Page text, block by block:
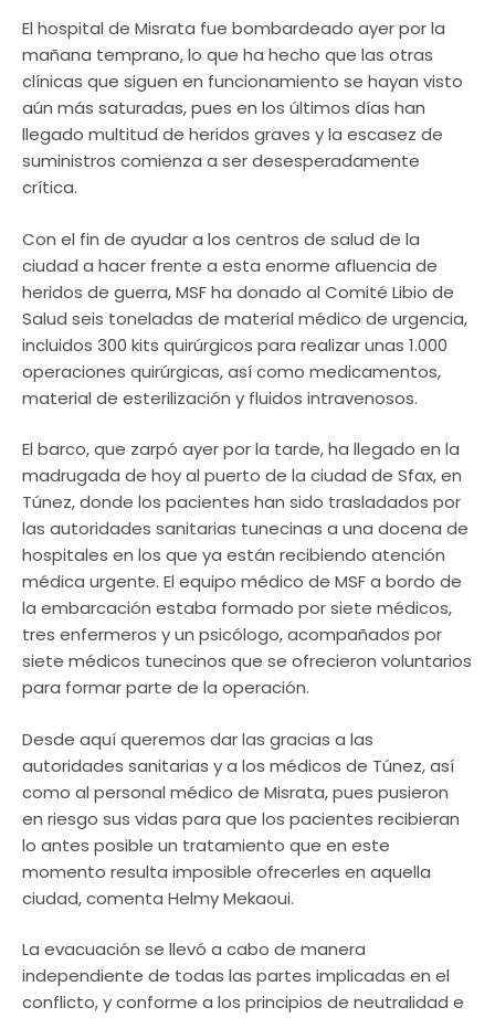
El hospital de Misrata fue bombardeado ayer por la
mañana temprano, lo que ha hecho que las otras
clínicas que siguen en funcionamiento se hayan visto
aún más saturadas, pues en los últimos días han
llegado multitud de heridos graves y la escasez de
suministros comienza a ser desesperadamente
crítica.
Con el fin de ayudar a los centros de salud de la
ciudad a hacer frente a esta enorme afluencia de
heridos de guerra, MSF ha donado al Comité Libio de
Salud seis toneladas de material médico de urgencia,
incluidos 300 kits quirúrgicos para realizar unas 1.000
operaciones quirúrgicas, así como medicamentos,
material de esterilización y fluidos intravenosos.
El barco, que zarpó ayer por la tarde, ha llegado en la
madrugada de hoy al puerto de la ciudad de Sfax, en
Túnez, donde los pacientes han sido trasladados por
las autoridades sanitarias tunecinas a una docena de
hospitales en los que ya están recibiendo atención
médica urgente. El equipo médico de MSF a bordo de
la embarcación estaba formado por siete médicos,
tres enfermeros y un psicólogo, acompañados por
siete médicos tunecinos que se ofrecieron voluntarios
para formar parte de la operación.
Desde aquí queremos dar las gracias a las
autoridades sanitarias y a los médicos de Túnez, así
como al personal médico de Misrata, pues pusieron
en riesgo sus vidas para que los pacientes recibieran
lo antes posible un tratamiento que en este
momento resulta imposible ofrecerles en aquella
ciudad, comenta Helmy Mekaoui.
La evacuación se llevó a cabo de manera
independiente de todas las partes implicadas en el
conflicto, y conforme a los principios de neutralidad e